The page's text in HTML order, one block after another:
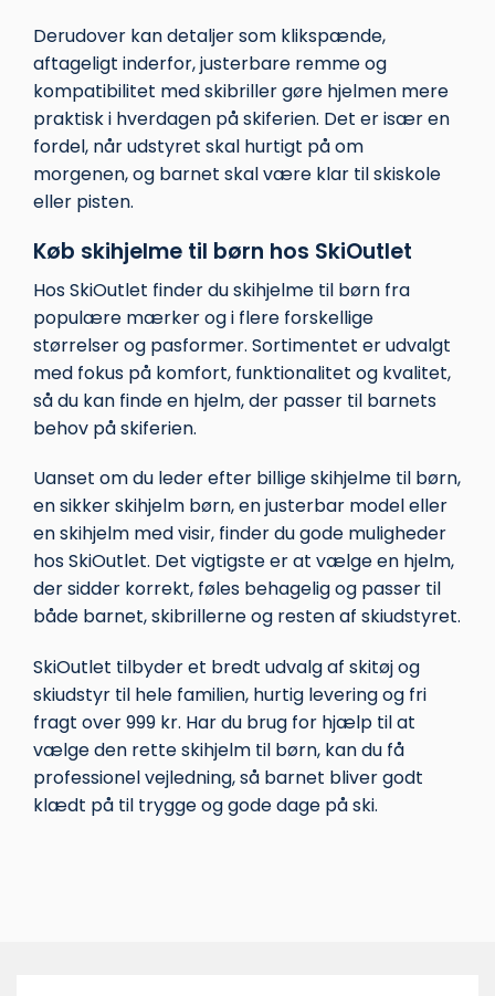
Derudover kan detaljer som klikspænde,
aftageligt inderfor, justerbare remme og
kompatibilitet med skibriller gøre hjelmen mere
praktisk i hverdagen på skiferien. Det er især en
fordel, når udstyret skal hurtigt på om
morgenen, og barnet skal være klar til skiskole
eller pisten.
Køb skihjelme til børn hos SkiOutlet
Hos SkiOutlet finder du skihjelme til børn fra
populære mærker og i flere forskellige
størrelser og pasformer. Sortimentet er udvalgt
med fokus på komfort, funktionalitet og kvalitet,
så du kan finde en hjelm, der passer til barnets
behov på skiferien.
Uanset om du leder efter billige skihjelme til børn,
en sikker skihjelm børn, en justerbar model eller
en skihjelm med visir, finder du gode muligheder
hos SkiOutlet. Det vigtigste er at vælge en hjelm,
der sidder korrekt, føles behagelig og passer til
både barnet, skibrillerne og resten af skiudstyret.
SkiOutlet tilbyder et bredt udvalg af skitøj og
skiudstyr til hele familien, hurtig levering og fri
fragt over 999 kr. Har du brug for hjælp til at
vælge den rette skihjelm til børn, kan du få
professionel vejledning, så barnet bliver godt
klædt på til trygge og gode dage på ski.